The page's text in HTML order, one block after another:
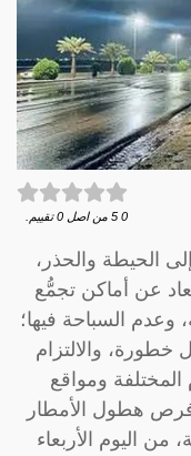
0
5 من اصل 0 تقييم.
الحيطة والحذر،
عن أماكن تجمُّع
وعدم السباحة فيها؛
خطورة، والالتزام
المختلفة ومواقع
فرص هطول الأمطار
اليوم الأربعاء